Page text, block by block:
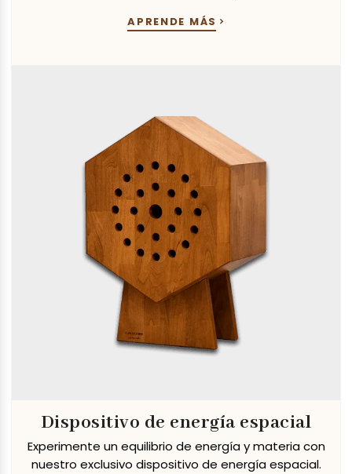
APRENDE MÁS
Dispositivo de energía espacial
Experimente un equilibrio de energía y materia con
nuestro exclusivo dispositivo de energía espacial.